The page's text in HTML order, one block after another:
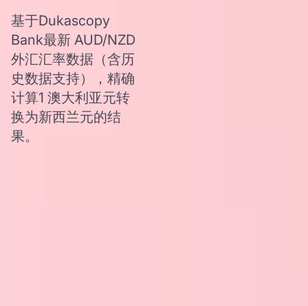
基于Dukascopy
Bank最新 AUD/NZD
外汇汇率数据（含历
史数据支持），精确
计算1 澳大利亚元转
换为新西兰元的结
果。